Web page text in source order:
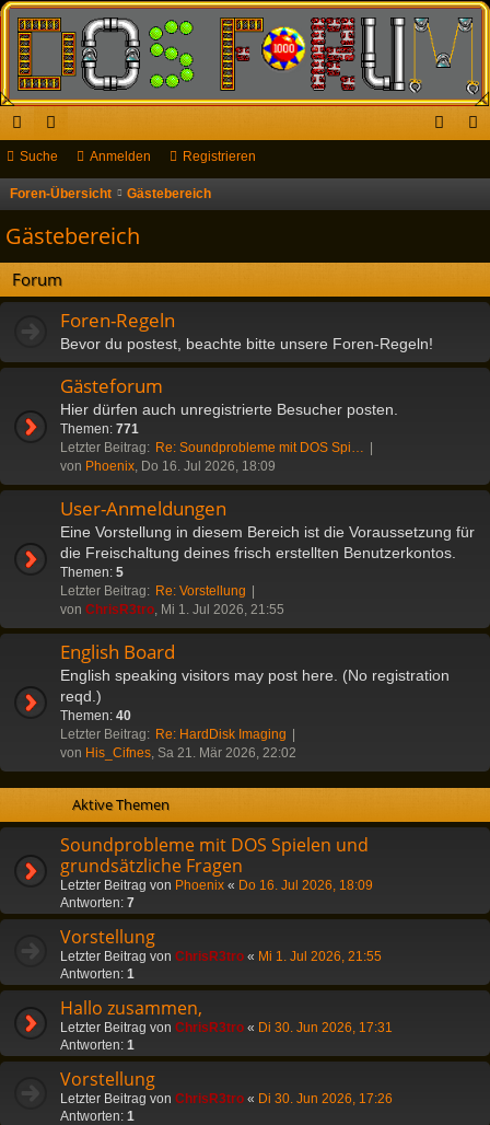
ch
ne
or
en
Suche Anmelden Registrieren
Foren-Übersicht Gästebereich
e
Gästebereich
Forum
Foren-Regeln
Bevor du postest, beachte bitte unsere Foren-Regeln!
Gästeforum
Hier dürfen auch unregistrierte Besucher posten.
Themen: 771
Letzter Beitrag: Re: Soundprobleme mit DOS Spi…
von Phoenix, Do 16. Jul 2026, 18:09
User-Anmeldungen
Eine Vorstellung in diesem Bereich ist die Voraussetzung für
die Freischaltung deines frisch erstellten Benutzerkontos.
Themen: 5
Letzter Beitrag: Re: Vorstellung
von ChrisR3tro, Mi 1. Jul 2026, 21:55
English Board
English speaking visitors may post here. (No registration
reqd.)
Themen: 40
Letzter Beitrag: Re: HardDisk Imaging
von His_Cifnes, Sa 21. Mär 2026, 22:02
Aktive Themen
Soundprobleme mit DOS Spielen und
grundsätzliche Fragen
Letzter Beitrag von Phoenix « Do 16. Jul 2026, 18:09
Antworten: 7
Vorstellung
Letzter Beitrag von ChrisR3tro « Mi 1. Jul 2026, 21:55
Antworten: 1
Hallo zusammen,
Letzter Beitrag von ChrisR3tro « Di 30. Jun 2026, 17:31
Antworten: 1
Vorstellung
Letzter Beitrag von ChrisR3tro « Di 30. Jun 2026, 17:26
Antworten: 1